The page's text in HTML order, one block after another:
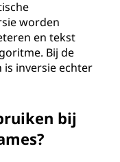
worden
en tekst
Bij de
inversie echter
bij